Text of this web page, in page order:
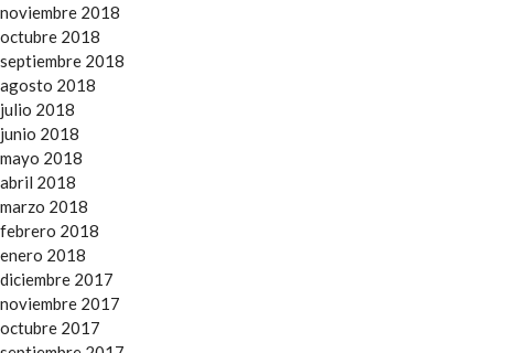
noviembre 2018
octubre 2018
septiembre 2018
agosto 2018
julio 2018
junio 2018
mayo 2018
abril 2018
marzo 2018
febrero 2018
enero 2018
diciembre 2017
noviembre 2017
octubre 2017